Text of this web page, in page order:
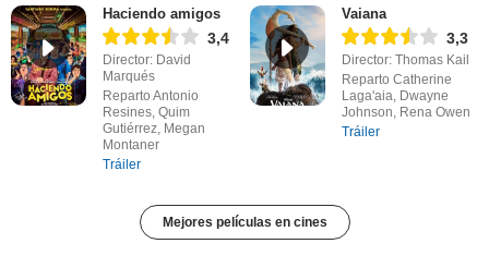
Haciendo amigos
3,4
Director: David
Marqués
Reparto Antonio
Resines, Quim
Gutiérrez, Megan
Montaner
Tráiler
Vaiana
3,3
Director: Thomas Kail
Reparto Catherine
Laga'aia, Dwayne
Johnson, Rena Owen
Tráiler
Mejores películas en cines